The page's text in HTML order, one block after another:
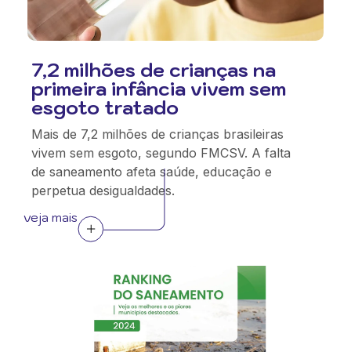
7,2 milhões de crianças na
primeira infância vivem sem
esgoto tratado
Mais de 7,2 milhões de crianças brasileiras
vivem sem esgoto, segundo FMCSV. A falta
de saneamento afeta saúde, educação e
perpetua desigualdades.
veja mais